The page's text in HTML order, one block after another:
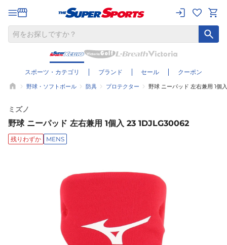
スポーツ・カテゴリ ブランド セール クーポン
野球・ソフトボール 防具 プロテクター 野球 ニーパッド 左右兼用 1個
ミズノ
野球 ニーパッド 左右兼用 1個入 23 1DJLG30062
残りわずか MENS